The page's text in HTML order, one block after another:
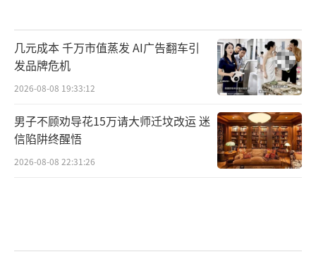
几元成本 千万市值蒸发 AI广告翻车引
发品牌危机
2026-08-08 19:33:12
男子不顾劝导花15万请大师迁坟改运 迷
信陷阱终醒悟
2026-08-08 22:31:26